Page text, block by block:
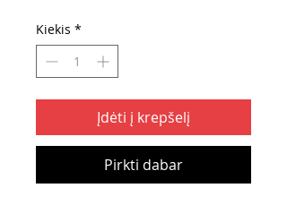
Kiekis *
Įdėti į krepšelį
Pirkti dabar